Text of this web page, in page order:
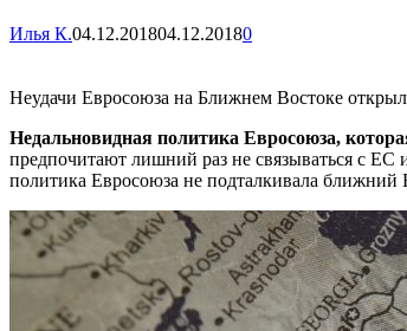
Илья К.04.12.201804.12.20180
Неудачи Евросоюза на Ближнем Востоке
Недальновидная политика Евросоюза,
предпочитают лишний раз не связываться с ЕС
политика Евросоюза не подталкивала